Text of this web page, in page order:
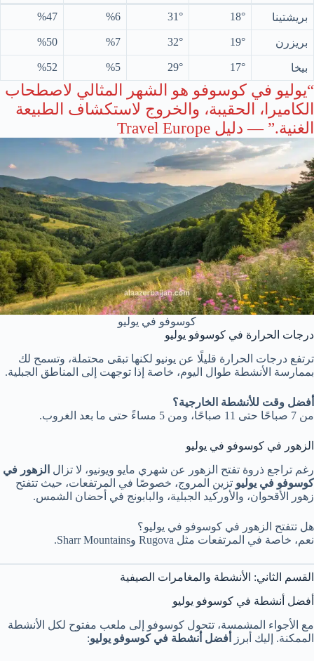
بريشتينا 18°
31°
%6
%47
بريزرن 19°
32°
%7
%50
بيخا 17°
29°
%5
%52
“يوليو في كوسوفو هو الشهر المثالي لاصطحاب
الكاميرا، الحقيبة، والخروج لاستكشاف الطبيعة
الغنية.” — دليل Travel Europe
كوسوفو في يوليو
درجات الحرارة في كوسوفو يوليو
ترتفع درجات الحرارة قليلًا عن يونيو لكنها تبقى محتملة، وتسمح لك
بممارسة الأنشطة طوال اليوم، خاصة إذا توجهت إلى المناطق الجبلية.
أفضل وقت للأنشطة الخارجية؟
من 7 صباحًا حتى 11 صباحًا، ومن 5 مساءً حتى ما بعد الغروب.
الزهور في كوسوفو في يوليو
رغم تراجع ذروة تفتح الزهور عن شهري مايو ويونيو، لا تزال الزهور في
كوسوفو في يوليو تزين المروج، خصوصًا في المرتفعات، حيث تتفتح
زهور الأقحوان، والأوركيد الجبلية، والبابونج في أحضان الشمس.
هل تتفتح الزهور في كوسوفو في يوليو؟
نعم، خاصة في المرتفعات مثل Rugova وSharr Mountains.
القسم الثاني: الأنشطة والمغامرات الصيفية
أفضل أنشطة في كوسوفو يوليو
مع الأجواء المشمسة، تتحول كوسوفو إلى ملعب مفتوح لكل الأنشطة
الممكنة. إليك أبرز
أفضل أنشطة في كوسوفو يوليو: